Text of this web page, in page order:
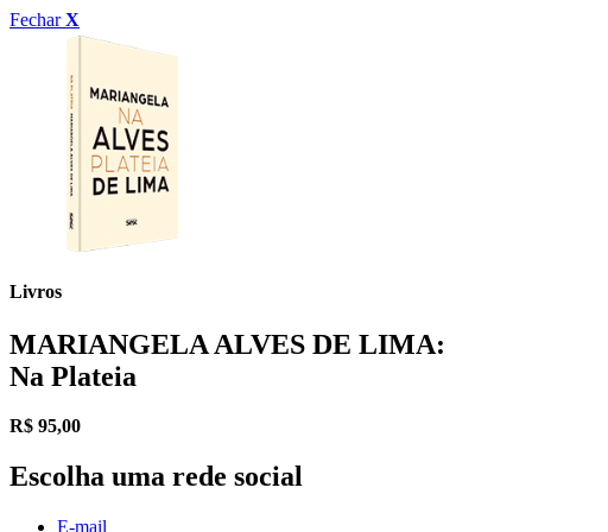
FecharX
Livros
MARIANGELA ALVES DE LIMA:
Na Plateia
R$ 95,00
Escolha uma rede social
E-mail